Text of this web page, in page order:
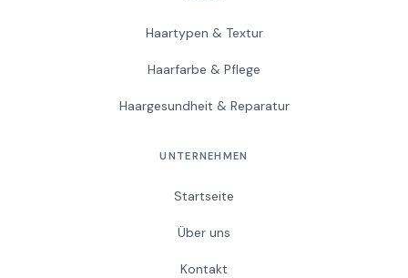
Haartypen & Textur
Haarfarbe & Pflege
Haargesundheit & Reparatur
UNTERNEHMEN
Startseite
Über uns
Kontakt